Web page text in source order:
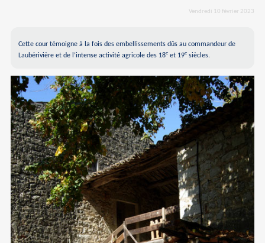
Vendredi 10 février 2023
Cette cour témoigne à la fois des embellissements dûs au commandeur de
Laubérivière et de l’intense activité agricole des 18eet 19esiècles.